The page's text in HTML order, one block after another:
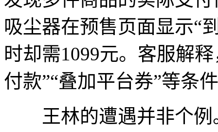
吸尘器在预售页面显示“
时却需1099元。客服解
付款”“叠加平台券”等条
王林的遭遇并非个例